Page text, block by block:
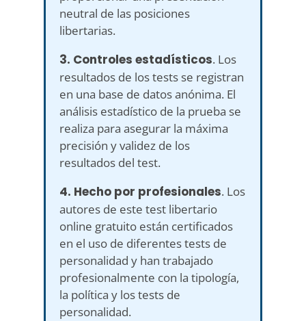
neutral de las posiciones
libertarias.
3. Controles estadísticos. Los
resultados de los tests se registran
en una base de datos anónima. El
análisis estadístico de la prueba se
realiza para asegurar la máxima
precisión y validez de los
resultados del test.
4. Hecho por profesionales. Los
autores de este test libertario
online gratuito están certificados
en el uso de diferentes tests de
personalidad y han trabajado
profesionalmente con la tipología,
la política y los tests de
personalidad.